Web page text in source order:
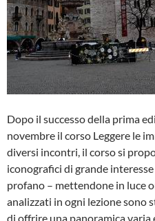
Dopo il successo della prima
novembre il corso Leggere le
diversi incontri, il corso si
iconografici di grande
profano – mettendone in luce
analizzati in ogni lezione sono
di offrire una panoramica